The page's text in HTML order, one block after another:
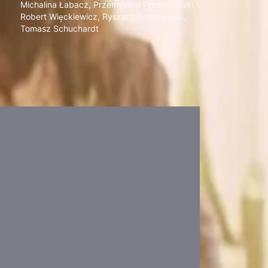
Michalina Łabacz, Przemysław Przestrzelski
Robert Więckiewicz, Ryszard Ronczewski
Tomasz Schuchardt